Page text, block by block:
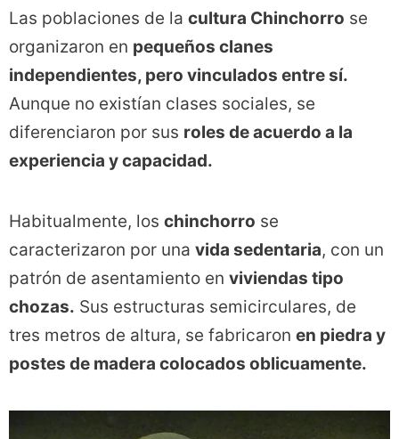
Las poblaciones de la cultura Chinchorro se
organizaron en pequeños clanes
independientes, pero vinculados entre sí.
Aunque no existían clases sociales, se
diferenciaron por sus roles de acuerdo a la
experiencia y capacidad.
Habitualmente, los chinchorro se
caracterizaron por una vida sedentaria, con un
patrón de asentamiento en viviendas tipo
chozas. Sus estructuras semicirculares, de
tres metros de altura, se fabricaron en piedra y
postes de madera colocados oblicuamente.